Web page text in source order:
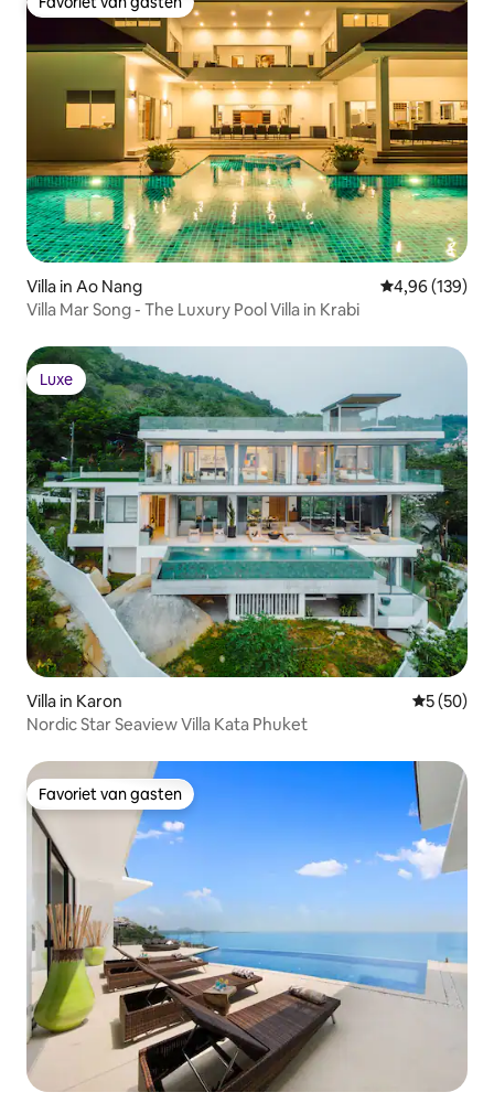
Favoriet van gasten
Villa in Ao Nang Gemiddelde
4,96 (139)
Villa Mar Song - The Luxury Pool Villa in Krabi
Luxe
Luxe
Villa in Karon
5 (50)
Nordic Star Seaview Villa Kata Phuket
Favoriet van gasten
Favoriet van gasten